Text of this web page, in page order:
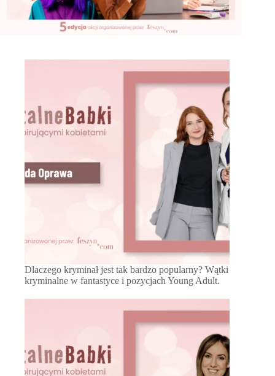
Dlaczego kryminał jest tak bardzo popularny? Wątki
kryminalne w fantastyce i pozycjach Young Adult.